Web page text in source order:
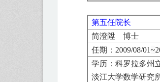
第五任院长
简澄陞 博士
任期： 2009/08/01~
学历：科罗拉多州
淡江大学数学研究